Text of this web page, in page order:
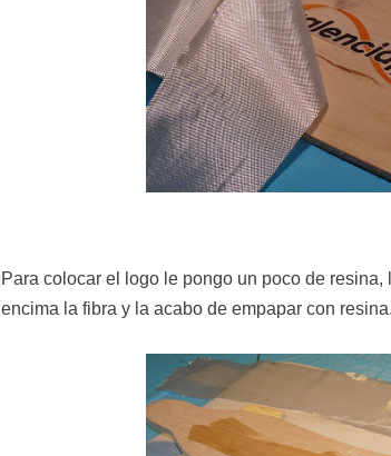
Para colocar el logo le pongo un poco de
encima la fibra y la acabo de empapar con resina.